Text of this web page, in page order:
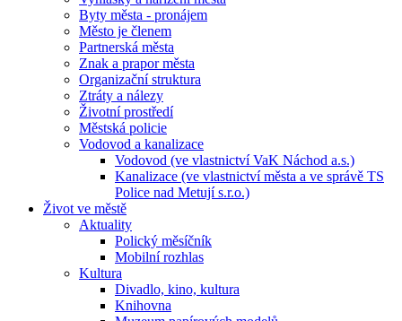
Byty města - pronájem
Město je členem
Partnerská města
Znak a prapor města
Organizační struktura
Ztráty a nálezy
Životní prostředí
Městská policie
Vodovod a kanalizace
Vodovod (ve vlastnictví VaK Náchod a.s.)
Kanalizace (ve vlastnictví města a ve správě TS
Police nad Metují s.r.o.)
Život ve městě
Aktuality
Polický měsíčník
Mobilní rozhlas
Kultura
Divadlo, kino, kultura
Knihovna